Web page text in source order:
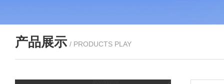
产品展示 / PRODUCTS PLAY